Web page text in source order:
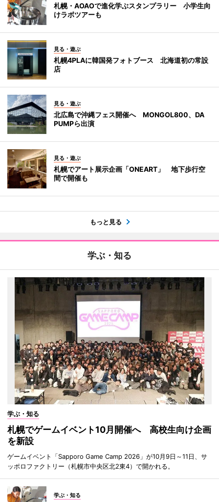
札幌・AOAOで進化学ぶスタンプラリー 小学生向
けラボツアーも
見る・遊ぶ
札幌4PLAに韓国発フォトブース 北海道初の常設
店
見る・遊ぶ
北広島で沖縄フェス開催へ MONGOL800、DA
PUMPら出演
見る・遊ぶ
札幌でアート展示企画「ONEART」 地下歩行空
間で開催も
もっと見る
学ぶ・知る
学ぶ・知る
札幌でゲームイベント10月開催へ 高校生向け企画
を新設
ゲームイベント「Sapporo Game Camp 2026」が10月9日～11日、サ
ッポロファクトリー（札幌市中央区北2東4）で開かれる。
学ぶ・知る